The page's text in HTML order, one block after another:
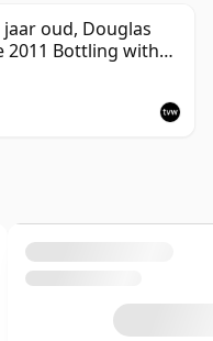
jaar oud, Douglas
2011 Bottling with